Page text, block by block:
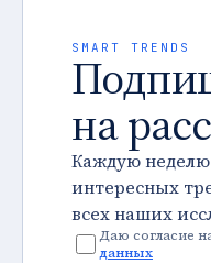
SMART TRENDS
на
Каждую
интересных
всех наших
Даю согласие
данных